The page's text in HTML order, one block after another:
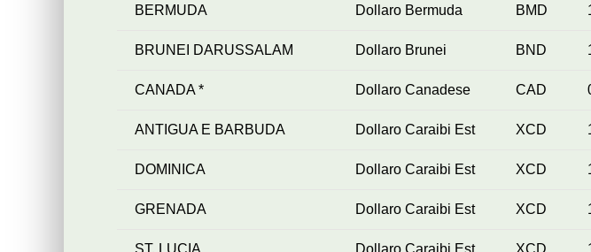
BERMUDA Dollaro Bermuda BMD
BRUNEI DARUSSALAM Dollaro Brunei BND
CANADA * Dollaro Canadese CAD
ANTIGUA E BARBUDA Dollaro Caraibi Est XCD
DOMINICA Dollaro Caraibi Est XCD
GRENADA Dollaro Caraibi Est XCD